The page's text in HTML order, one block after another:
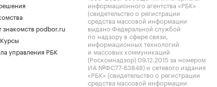
знакомств podbor.ru
управления РБК
информационного агентства «РБК»
(свидетельство о регистрации
средства массовой информации
выдано Федеральной службой
по надзору в сфере связи,
информационных технологий
и массовых коммуникаций
(Роскомнадзор) 09.12.2015 за номером
ИА №ФС77-63848) и сетевого издания
«РБК» (свидетельство о регистрации
средства массовой информации